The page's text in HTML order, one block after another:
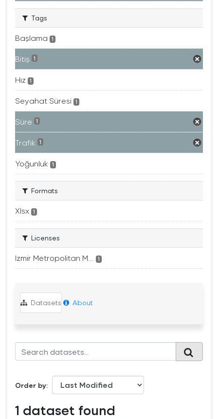
Tags
Başlama 1
Bitiş 1
Hız 1
Seyahat Süresi 1
Süre 1
Trafık 1
Yoğunluk 1
Formats
Xlsx 1
Licenses
Izmir Metropolitan M... 1
Datasets About
Order by
1 dataset found